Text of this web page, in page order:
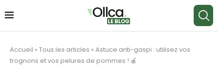
Accueil » Tous les articles » Astuce anti-gaspi : utilisez vos
trognons et vos pelures de pommes ! 🍎